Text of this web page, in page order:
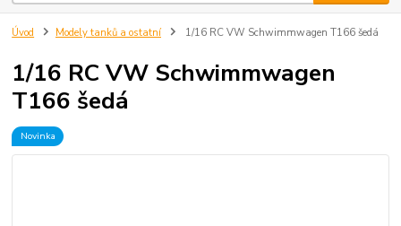
Úvod Modely tanků a ostatní 1/16 RC VW Schwimmwagen T166 šedá
1/16 RC VW Schwimmwagen
T166 šedá
Novinka